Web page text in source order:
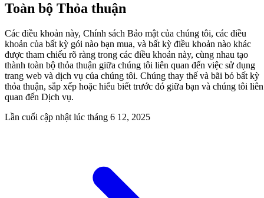
Toàn bộ Thỏa thuận
Các điều khoản này, Chính sách Bảo mật của chúng tôi, các điều
khoản của bất kỳ gói nào bạn mua, và bất kỳ điều khoản nào khác
được tham chiếu rõ ràng trong các điều khoản này, cùng nhau tạo
thành toàn bộ thỏa thuận giữa chúng tôi liên quan đến việc sử dụng
trang web và dịch vụ của chúng tôi. Chúng thay thế và bãi bỏ bất kỳ
thỏa thuận, sắp xếp hoặc hiểu biết trước đó giữa bạn và chúng tôi liên
quan đến Dịch vụ.
Lần cuối cập nhật lúc tháng 6 12, 2025